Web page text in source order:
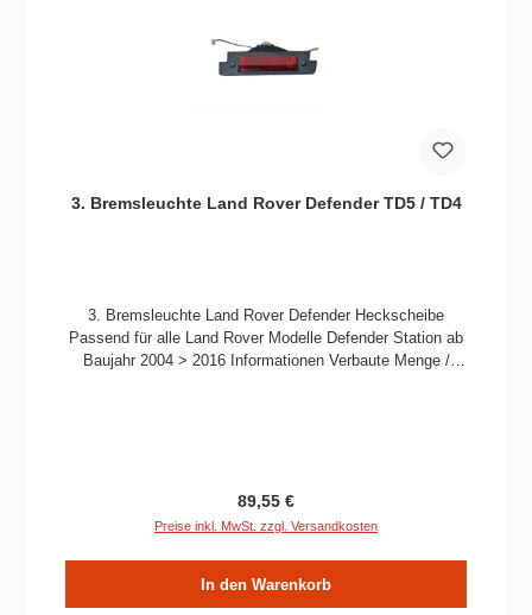
3. Bremsleuchte Land Rover Defender TD5 / TD4
3. Bremsleuchte Land Rover Defender Heckscheibe
Passend für alle Land Rover Modelle Defender Station ab
Baujahr 2004 > 2016 Informationen Verbaute Menge /
Regulärer Preis:
89,55 €
Preise inkl. MwSt. zzgl. Versandkosten
In den Warenkorb